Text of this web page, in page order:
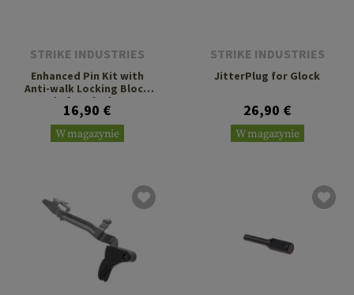
STRIKE INDUSTRIES
Enhanced Pin Kit with
Anti-walk Locking Block
Pin for Glock 43
16,90 €
W magazynie
STRIKE INDUSTRIES
JitterPlug for Glock
26,90 €
W magazynie